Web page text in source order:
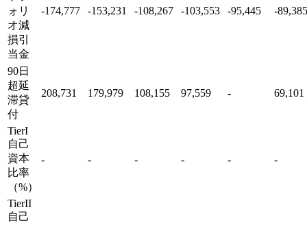
ォリ
オ減
損引
当金
-174,777 -153,231 -108,267 -103,553 -95,445 -89,385
90日
超延
滞貸
付
208,731 179,979 108,155 97,559 - 69,101
TierI
自己
資本
比率
（%）
- - - - - -
TierII
自己